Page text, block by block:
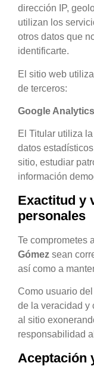
dirección IP,
utilizan los
otros datos que
identificarte.
El sitio web
de terceros:
Google Analytics
El Titular utiliza
datos
sitio, estudiar
información
Exactitud y
personales
Te comprometes
Gómez sean
así como a
Como usuario
de la veracidad y
al sitio
responsabilidad
Aceptación